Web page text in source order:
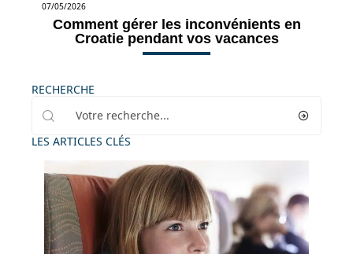
07/05/2026
Comment gérer les inconvénients en
Croatie pendant vos vacances
RECHERCHE
LES ARTICLES CLÉS